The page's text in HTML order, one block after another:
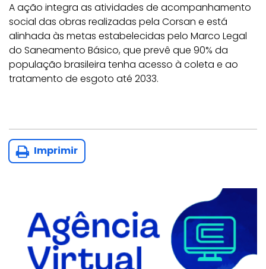
A ação integra as atividades de acompanhamento
social das obras realizadas pela Corsan e está
alinhada às metas estabelecidas pelo Marco Legal
do Saneamento Básico, que prevê que 90% da
população brasileira tenha acesso à coleta e ao
tratamento de esgoto até 2033.
Imprimir